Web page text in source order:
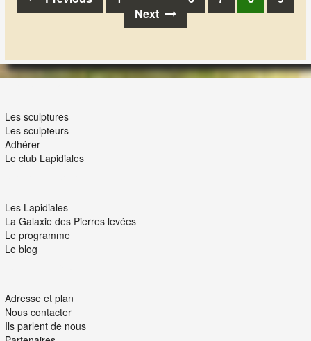
Posts
Next
Les sculptures
Les sculpteurs
Adhérer
Le club Lapidiales
Les Lapidiales
La Galaxie des Pierres levées
Le programme
Le blog
Adresse et plan
Nous contacter
Ils parlent de nous